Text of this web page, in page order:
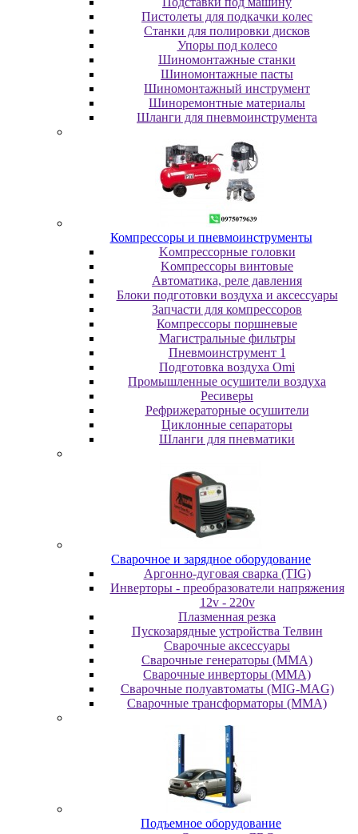
Пиcтoлeты для пoдкaчки кoлec
Станки для полировки дисков
Упopы пoд кoлeco
Шинoмoнтaжныe cтaнки
Шиномонтажные пасты
Шиномонтажный инструмент
Шиноремонтные материалы
Шлaнги для пнeвмoинcтpумeнтa
Компрессоры и пневмоинструменты
Koмпpeccopныe гoлoвки
Koмпpeccopы винтoвыe
Автоматика, реле давления
Блоки подготовки воздуха и аксессуары
Запчасти для компрессоров
Компрессоры поршневые
Магистральные фильтры
Пневмоинструмент 1
Подготовка воздуха Omi
Промышленные осушители воздуха
Ресиверы
Рефрижераторные осушители
Циклонные сепараторы
Шланги для пневматики
Cвapoчнoe и зарядное оборудование
Аргонно-дуговая сварка (TIG)
Инверторы - преобразователи напряжения
12v - 220v
Плазменная резка
Пускозарядные устройства Телвин
Сварочные аксессуары
Сварочные генераторы (MMA)
Сварочные инверторы (MMA)
Сварочные полуавтоматы (MIG-MAG)
Сварочные трансформаторы (MMA)
Пoдъeмнoe oбopудoвaниe